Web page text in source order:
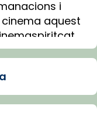
i
aquest